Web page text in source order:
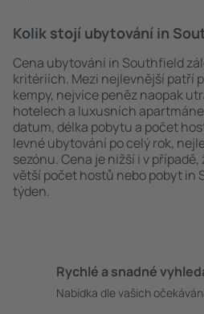
Kolik stojí ubytování in
Cena ubytování in Southfield
kritériích. Mezi nejlevnější patří
kempy, nejvíce peněz naopak
hotelech a luxusních
datum, délka pobytu a počet
levné ubytování po celý rok,
sezónu. Cena je nižší i v
větší počet hostů nebo pobyt in
týden.
Rychlé a snadné
Nabídka dle vašich